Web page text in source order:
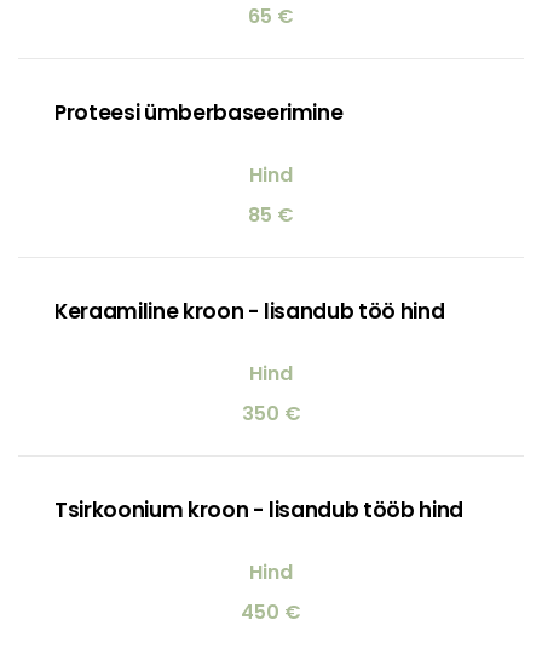
65 €
Proteesi ümberbaseerimine
85 €
Keraamiline kroon - lisandub töö hind
350 €
Tsirkoonium kroon - lisandub tööb hind
450 €